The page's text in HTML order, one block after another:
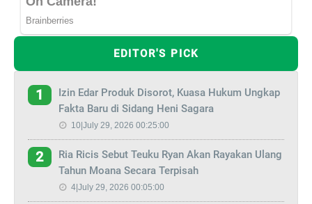
EDITOR'S PICK
1
Izin Edar Produk Disorot, Kuasa Hukum Ungkap
Fakta Baru di Sidang Heni Sagara
10|July 29, 2026 00:25:00
2
Ria Ricis Sebut Teuku Ryan Akan Rayakan Ulang
Tahun Moana Secara Terpisah
4|July 29, 2026 00:05:00